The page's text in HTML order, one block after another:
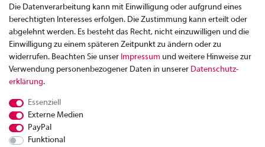
Zahlung
Rücksendung
Datenschutzerklärung
AGB
Die Datenverarbeitung kann mit Einwilligung oder aufgrund eines
berechtigten Interesses erfolgen. Die Zustimmung kann erteilt oder
abgelehnt werden. Es besteht das Recht, nicht einzuwilligen und die
Einwilligung zu einem späteren Zeitpunkt zu ändern oder zu
widerrufen. Beachten Sie unser Impressum und weitere Hinweise zur
Verwendung personenbezogener Daten in unserer Daten­schutz­
erklärung.
Essenziell
Externe Medien
PayPal
Funktional